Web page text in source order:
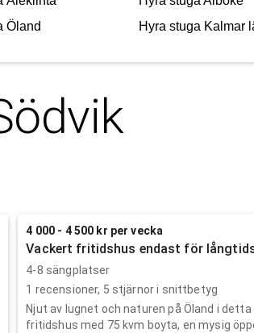
Öland Hyra stuga Kalmar
4 000 - 4 500 kr per vecka
Vackert fritidshus endast för
4-8 sängplatser
1 recensioner, 5 stjärnor i snittbetyg
Njut av lugnet och naturen på Öland i
fritidshus med 75 kvm boyta, en mysig